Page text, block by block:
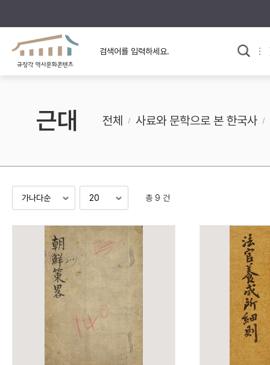
규장각의 어제와 오늘
규장각 소개영상
사료와 문학으로 본
고대
조선 후기
검색 연산자 사용안내
AND
“정조”와 “정약
OR “정조” 또는 “
“정조”가 나온
근대 전체 사료와 문학으로 본 한국사
총 9 건